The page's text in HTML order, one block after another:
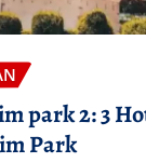
park 2: 3
Park